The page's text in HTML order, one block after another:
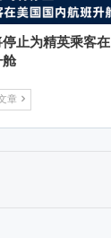
止为精英乘客在
章